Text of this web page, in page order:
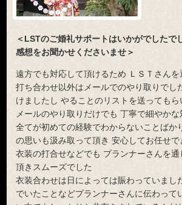
＜LSTのご婚礼サポートはいかがでしたで
感想をお聞かせくださいませ＞
遠方でも対応して頂けるため ＬＳＴさんを
打ち合わせ以外はメールでのやり取りでし
けましたし やることのリストを送ってもら
メールのやり取りだけでも 丁寧で細やか
全てが初めての経験でわからないことばか
の思いも汲み取って頂き 安心してお任せで
衣装の打合せなどでも プランナーさんを通
頂きスムーズでした
衣装合わせは日によっては賑わっていまし
でいたことなどプランナーさんに伝わって